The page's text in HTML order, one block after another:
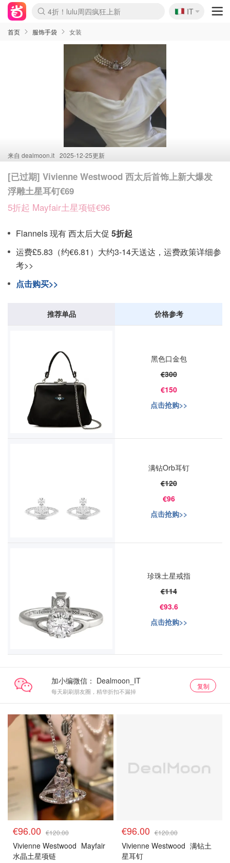
Boticinal 夏促开抢！
4折！lulu周四疯狂上新
速领！Stanley独家85折
Zalando 奥莱闪促！每日更新
🇮🇹
IT
首页 服饰手袋 女装
来自 dealmoon.it 2025-12-25更新
[已过期] Vivienne Westwood 西太后首饰上新大爆发
浮雕土星耳钉€69
5折起 Mayfair土星项链€96
Flannels 现有 西太后大促 5折起
运费£5.83（约€6.81）大约3-14天送达，运费政策详细参
考>>
点击购买>>
推荐单品 价格参考
黑色口金包
€300
€150
点击抢购>>
满钻Orb耳钉
€120
€96
点击抢购>>
珍珠土星戒指
€114
€93.6
点击抢购>>
加小编微信：
每天刷刷朋友圈，精华折扣不漏掉
复制
€96.00 €120.00
Vivienne Westwood Mayfair
水晶土星项链
€96.00 €120.00
Vivienne Westwood 满钻土
星耳钉